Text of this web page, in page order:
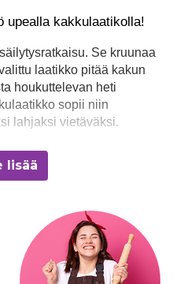
upealla kakkulaatikolla!
Se kruunaa
laatikko pitää kakun
houkuttelevan heti
sopii niin
lahjaksi vietäväksi.
ei sitä kannata
Valitse laatikko, joka
löydät
joten voit
ei jää pelkäksi keittiön
lisää